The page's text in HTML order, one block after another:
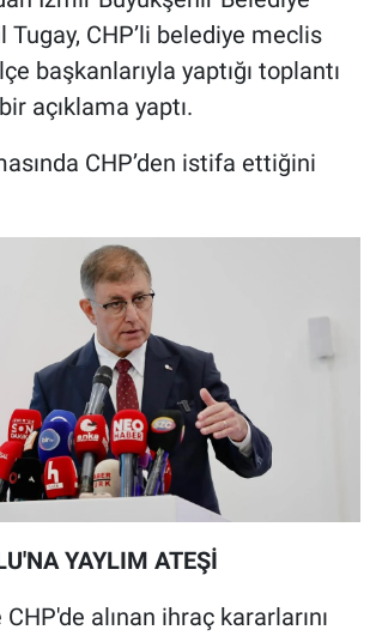
Tugay, CHP’li belediye meclis
başkanlarıyla yaptığı toplantı
açıklama yaptı.
CHP’den istifa ettiğini
YAYLIM ATEŞİ
alınan ihraç kararlarını